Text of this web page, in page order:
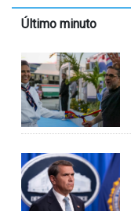
Último minuto